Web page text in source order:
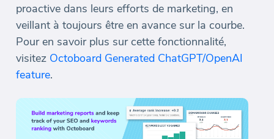
proactive dans leurs efforts de marketing, en
veillant à toujours être en avance sur la courbe.
Pour en savoir plus sur cette fonctionnalité,
visitez Octoboard Generated ChatGPT/OpenAI
feature.